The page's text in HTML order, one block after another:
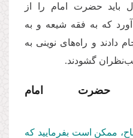
باید حضرت امام را از
که به فقه شیعه و به
دادند و راه‌های نوینی به
گشودند.
حضرت امام‌
ممکن است بفرمایید که